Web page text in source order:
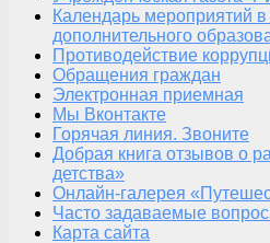
Календарь мероприятий
дополнительного
Противодействие
Обращения граждан
Электронная приемная
Мы Вконтакте
Горячая линия. Звоните
Добрая книга отзывов о
детства»
Онлайн-галерея
Часто задаваемые
Карта сайта